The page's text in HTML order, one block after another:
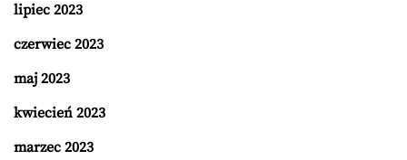
lipiec 2023
czerwiec 2023
maj 2023
kwiecień 2023
marzec 2023